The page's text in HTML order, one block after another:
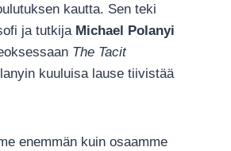
kautta. Sen teki
ja tutkija Michael Polanyi
The Tacit
kuuluisa lause tiivistää
enemmän kuin osaamme